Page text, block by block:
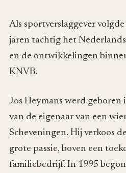
Als sportverslaggever
jaren tachtig het
en de ontwikkelingen
KNVB.
Jos Heymans werd geboren
van de eigenaar van een
Scheveningen. Hij verkoos
grote passie, boven een
familiebedrijf. In 1995